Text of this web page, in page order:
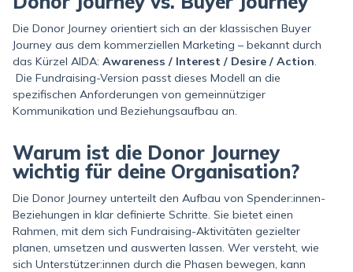
Die Donor Journey orientiert sich an der klassischen Buyer
Journey aus dem kommerziellen Marketing – bekannt durch
das Kürzel AIDA: Awareness / Interest / Desire / Action.
Die Fundraising-Version passt dieses Modell an die
spezifischen Anforderungen von gemeinnütziger
Kommunikation und Beziehungsaufbau an.
Warum ist die Donor Journey
wichtig für deine Organisation?
Die Donor Journey unterteilt den Aufbau von Spender:innen-
Beziehungen in klar definierte Schritte. Sie bietet einen
Rahmen, mit dem sich Fundraising-Aktivitäten gezielter
planen, umsetzen und auswerten lassen. Wer versteht, wie
sich Unterstützer:innen durch die Phasen bewegen, kann